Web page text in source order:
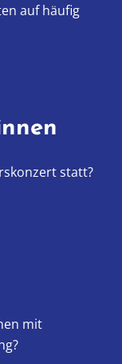
auf häufig
statt?
mit